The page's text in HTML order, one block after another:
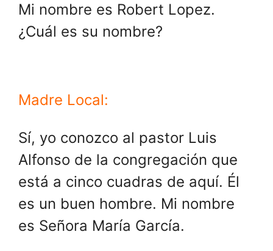
Mi nombre es Robert Lopez.
¿Cuál es su nombre?
Madre Local:
Sí, yo conozco al pastor Luis
Alfonso de la congregación que
está a cinco cuadras de aquí. Él
es un buen hombre. Mi nombre
es Señora María García.